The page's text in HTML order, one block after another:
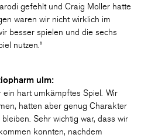
gefehlt und Craig Moller hatte
waren wir nicht wirklich im
besser spielen und die sechs
nutzen.“
ulm:
ein hart umkämpftes Spiel. Wir
hatten aber genug Charakter
Sehr wichtig war, dass wir
konnten, nachdem